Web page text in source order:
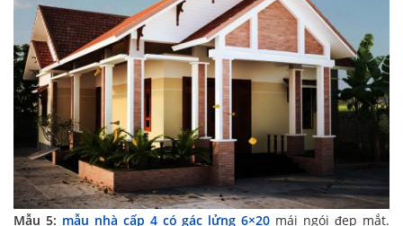
Mẫu 5: mẫu nhà cấp 4 có gác lửng 6×20 mái ngói đẹp mắt.